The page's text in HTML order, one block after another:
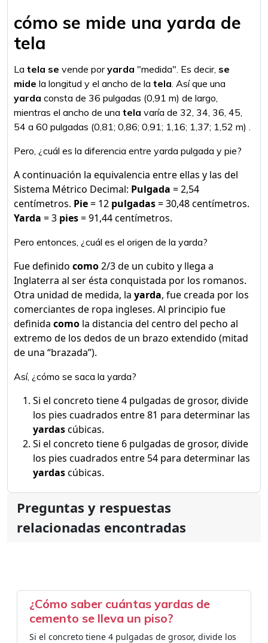
cómo se mide una yarda de
tela
La tela se vende poryarda "medida". Es decir, se
mide la longitud y el ancho de la tela. Así que una
yarda consta de 36 pulgadas (0,91 m) de largo,
mientras el ancho de una tela varía de 32, 34, 36, 45,
54 a 60 pulgadas (0,81; 0,86; 0,91; 1,16; 1,37; 1,52 m) .
Pero, ¿cuál es la diferencia entre yarda pulgada y pie?
A continuación la equivalencia entre ellas y las del
Sistema Métrico Decimal: Pulgada = 2,54
centímetros. Pie= 12 pulgadas= 30,48 centímetros.
Yarda = 3 pies= 91,44 centímetros.
Pero entonces, ¿cuál es el origen de la yarda?
Fue definido como2/3 de un cubito y llega a
Inglaterra al ser ésta conquistada por los romanos.
Otra unidad de medida, la yarda, fue creada por los
comerciantes de ropa ingleses. Al principio fue
definida como la distancia del centro del pecho al
extremo de los dedos de un brazo extendido (mitad
de una “brazada”).
Así, ¿cómo se saca la yarda?
Si el concreto tiene 4 pulgadas de grosor, divide
los pies cuadrados entre 81 para determinar las
yardascúbicas.
Si el concreto tiene 6 pulgadas de grosor, divide
los pies cuadrados entre 54 para determinar las
yardascúbicas.
Preguntas y respuestas
relacionadas encontradas
¿Cómo saber cuántas yardas de
cemento se lleva un piso?
Si el concreto tiene 4 pulgadas de grosor, divide los